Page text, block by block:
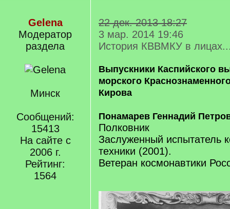
Gelena
Модератор
раздела
Минск
Сообщений:
15413
На сайте с
2006 г.
Рейтинг:
1564
22 дек. 2013 18:27
3 мар. 2014 19:46
История КВВМКУ в
Выпускники Каспийского
морского
Кирова
Понамарев Геннадий
Полковник
Заслуженный испытатель
техники (2001).
Ветеран космонавтики